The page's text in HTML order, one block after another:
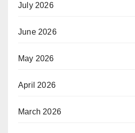
July 2026
June 2026
May 2026
April 2026
March 2026